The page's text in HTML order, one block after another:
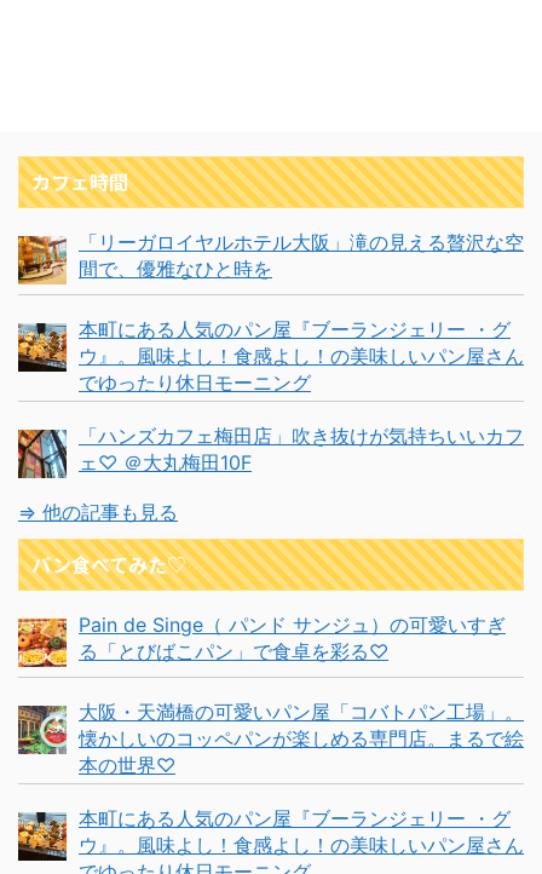
カフェ時間
「リーガロイヤルホテル大阪」滝の見える贅沢な空
間で、優雅なひと時を
本町にある人気のパン屋『ブーランジェリー ・グ
ウ』。風味よし！食感よし！の美味しいパン屋さん
でゆったり休日モーニング
「ハンズカフェ梅田店」吹き抜けが気持ちいいカフ
ェ♡ ＠大丸梅田10F
⇒ 他の記事も見る
パン食べてみた♡
Pain de Singe（ パンド サンジュ）の可愛いすぎ
る「とびばこパン」で食卓を彩る♡
大阪・天満橋の可愛いパン屋「コバトパン工場」。
懐かしいのコッペパンが楽しめる専門店。まるで絵
本の世界♡
本町にある人気のパン屋『ブーランジェリー ・グ
ウ』。風味よし！食感よし！の美味しいパン屋さん